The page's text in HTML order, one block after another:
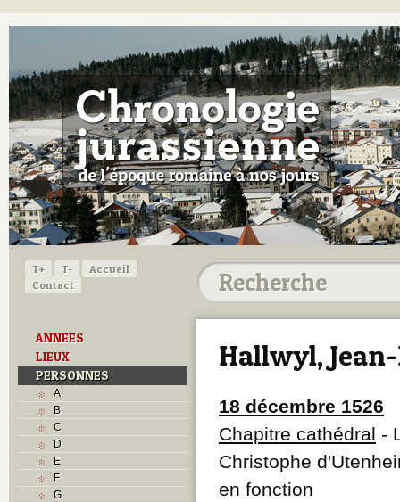
T+ T-
Accueil
Contact
ANNEES
LIEUX
PERSONNES
A
B
C
D
E
F
G
Hallwyl,
18 décembre 1526
Chapitre cathédral -
Christophe
en fonction